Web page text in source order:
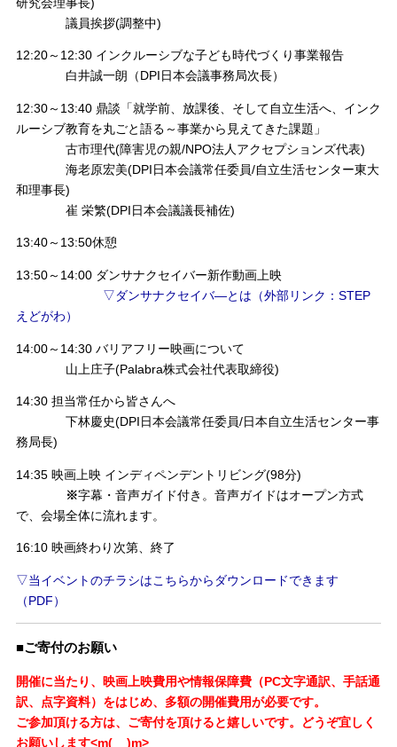
研究会理事長)
議員挨拶(調整中)
12:20～12:30 インクルーシブな子ども時代づくり事業報告
白井誠一朗（DPI日本会議事務局次長）
12:30～13:40 鼎談「就学前、放課後、そして自立生活へ、インク
ルーシブ教育を丸ごと語る～事業から見えてきた課題」
古市理代(障害児の親/NPO法人アクセプションズ代表)
海老原宏美(DPI日本会議常任委員/自立生活センター東大
和理事長)
崔 栄繁(DPI日本会議議長補佐)
13:40～13:50休憩
13:50～14:00 ダンサナクセイバー新作動画上映
▽ダンサナクセイバ―とは（外部リンク：STEP
えどがわ）
14:00～14:30 バリアフリー映画について
山上庄子(Palabra株式会社代表取締役)
14:30 担当常任から皆さんへ
下林慶史(DPI日本会議常任委員/日本自立生活センター事
務局長)
14:35 映画上映 インディペンデントリビング(98分)
※字幕・音声ガイド付き。音声ガイドはオープン方式
で、会場全体に流れます。
16:10 映画終わり次第、終了
▽当イベントのチラシはこちらからダウンロードできます
（PDF）
■ご寄付のお願い
開催に当たり、映画上映費用や情報保障費（PC文字通訳、手話通
訳、点字資料）をはじめ、多額の開催費用が必要です。
ご参加頂ける方は、ご寄付を頂けると嬉しいです。どうぞ宜しく
お願いします<m(__)m>